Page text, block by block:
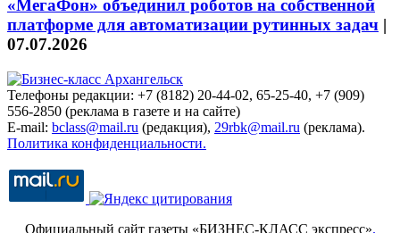
«МегаФон» объединил роботов на собственной
платформе для автоматизации рутинных задач |
07.07.2026
Телефоны редакции: +7 (8182) 20-44-02, 65-25-40, +7 (909)
556-2850 (реклама в газете и на сайте)
E-mail: bclass@mail.ru (редакция), 29rbk@mail.ru (реклама).
Политика конфиденциальности.
Официальный сайт газеты «БИЗНЕС-КЛАСС экспресс».